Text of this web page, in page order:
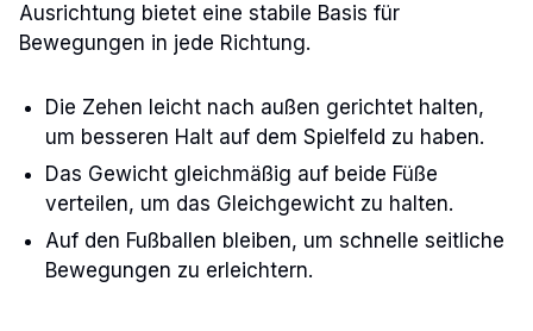
Ausrichtung bietet eine stabile Basis für
Bewegungen in jede Richtung.
Die Zehen leicht nach außen gerichtet halten,
um besseren Halt auf dem Spielfeld zu haben.
Das Gewicht gleichmäßig auf beide Füße
verteilen, um das Gleichgewicht zu halten.
Auf den Fußballen bleiben, um schnelle seitliche
Bewegungen zu erleichtern.